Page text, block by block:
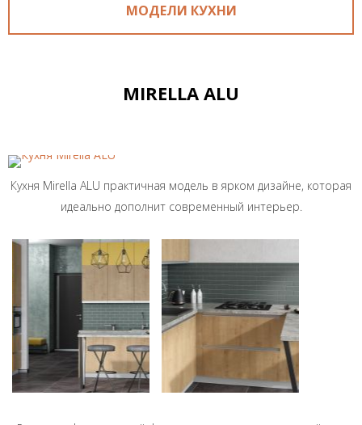
МОДЕЛИ КУХНИ
MIRELLA ALU
Кухня Mirella ALU практичная модель в ярком дизайне, которая
идеально дополнит современный интерьер.